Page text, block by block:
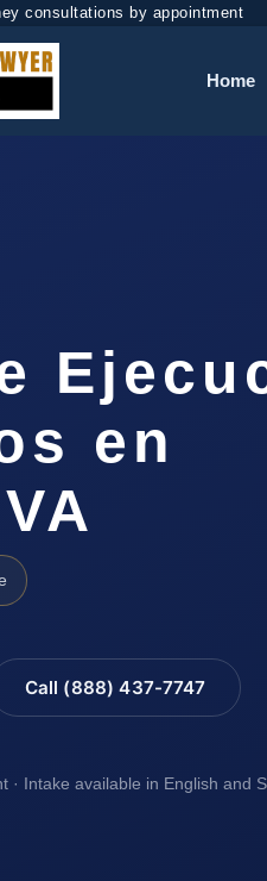
consultations by appointment
Home
en
Call (888) 437-7747
· Intake available in English and